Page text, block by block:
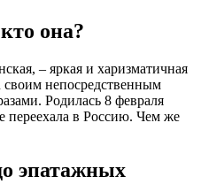
она?
– яркая и харизматичная
непосредственным
Родилась 8 февраля
переехала в Россию. Чем же
эпатажных